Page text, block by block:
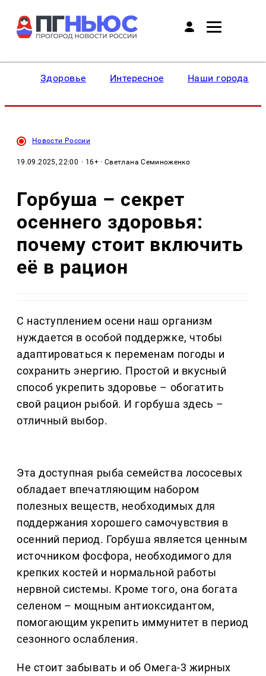
Здоровье Интересное Наши города
Новости России
19.09.2025, 22:00 · 16+ · Светлана Семиноженко
Горбуша – секрет
осеннего здоровья:
почему стоит включить
её в рацион
С наступлением осени наш организм
нуждается в особой поддержке, чтобы
адаптироваться к переменам погоды и
сохранить энергию. Простой и вкусный
способ укрепить здоровье – обогатить
свой рацион рыбой. И горбуша здесь –
отличный выбор.
Эта доступная рыба семейства лососевых
обладает впечатляющим набором
полезных веществ, необходимых для
поддержания хорошего самочувствия в
осенний период. Горбуша является ценным
источником фосфора, необходимого для
крепких костей и нормальной работы
нервной системы. Кроме того, она богата
селеном – мощным антиоксидантом,
помогающим укрепить иммунитет в период
сезонного ослабления.
Не стоит забывать и об Омега-3 жирных